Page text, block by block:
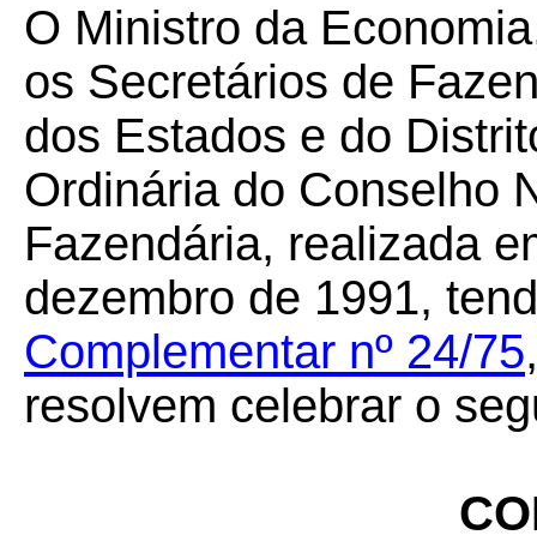
O Ministro da
os Secretários de
dos Estados e do
Ordinária do Conselho
Fazendária, realizada
dezembro de 1991,
Complementar nº 24/75
resolvem celebrar o